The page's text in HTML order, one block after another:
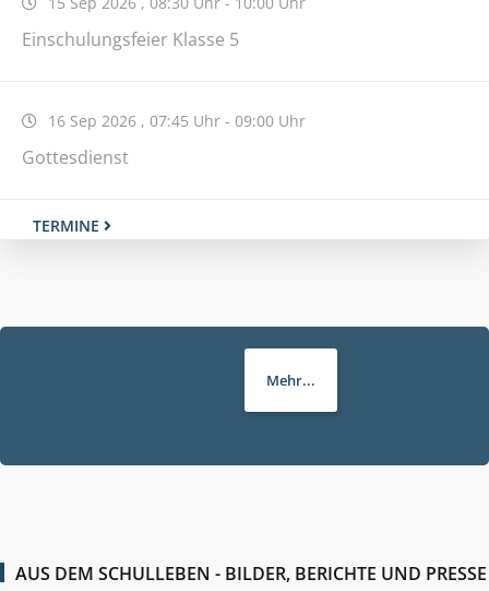
Einschulungsfeier Klasse 5
16 Sep 2026 , 07:45 Uhr - 09:00 Uhr
Gottesdienst
TERMINE
Mehr...
AUS DEM SCHULLEBEN - BILDER, BERICHTE UND PRESSE